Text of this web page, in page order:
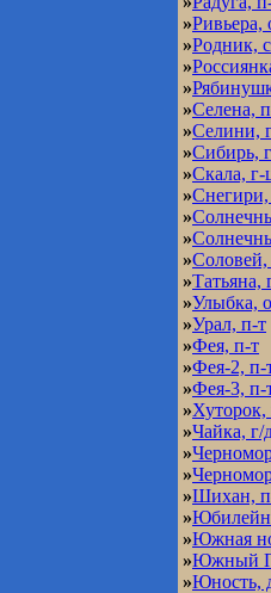
»Ривьера,
»Родник,
»
»
»Селена,
»Селини,
»Сибирь,
»Скала, г-
»Снегири,
»
»
»Соловей,
»Татьяна,
»Улыбка,
»Урал, п-т
»Фея, п-т
»Фея-2, п-
»Фея-3, п-
»Хуторок,
»Чайка, г/
»
»
»Шихан,
»
»Южная
»Южный
»Юность,